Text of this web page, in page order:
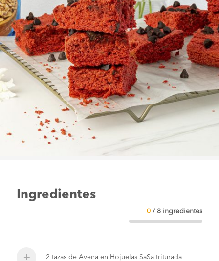
Ingredientes
0 / 8 ingredientes
2 tazas de Avena en Hojuelas SaSa triturada